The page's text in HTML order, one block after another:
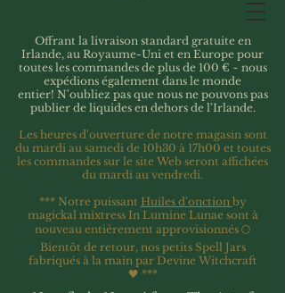
Offrant la livraison standard gratuite en
Irlande, au Royaume-Uni et en Europe pour
toutes les commandes de plus de 100 € ~ nous
expédions également dans le monde
entier! N'oubliez pas que nous ne pouvons pas
publier de liquides en dehors de l'Irlande.
Les heures d'ouverture de notre magasin sont
du mardi au samedi de 10h30 à 17h00 et toutes
les commandes sur le site Web seront affichées
du mardi au vendredi.
*** Notre puissant Huiles d'onction by
magickal mixtress In Lumine Lunae sont à
nouveau entièrement approvisionnés 🌕
Bientôt de retour, nos petits Spell Jars
fabriqués à la main par Devine Witchcraft
🖤 ***